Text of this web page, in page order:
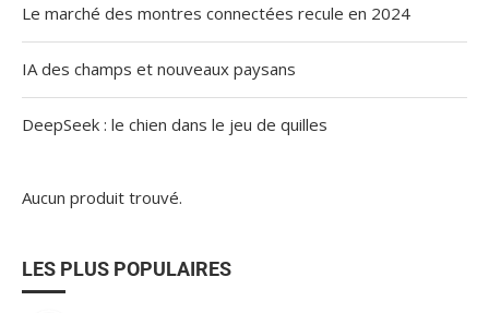
Le marché des montres connectées recule en 2024
IA des champs et nouveaux paysans
DeepSeek : le chien dans le jeu de quilles
Aucun produit trouvé.
LES PLUS POPULAIRES